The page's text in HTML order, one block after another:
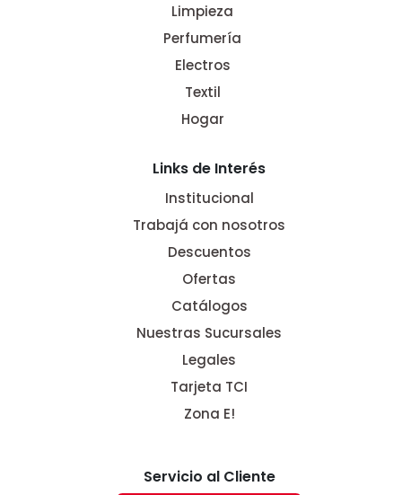
Limpieza
Perfumería
Electros
Textil
Hogar
Links de Interés
Institucional
Trabajá con nosotros
Descuentos
Ofertas
Catálogos
Nuestras Sucursales
Legales
Tarjeta TCI
Zona E!
Servicio al Cliente